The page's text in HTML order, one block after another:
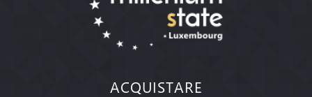
ACQUISTARE